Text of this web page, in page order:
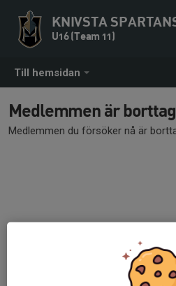
Till hemsidan
KNIVSTA
U16 (Team 11)
Medlemmen är
Medlemmen du försöker nå är